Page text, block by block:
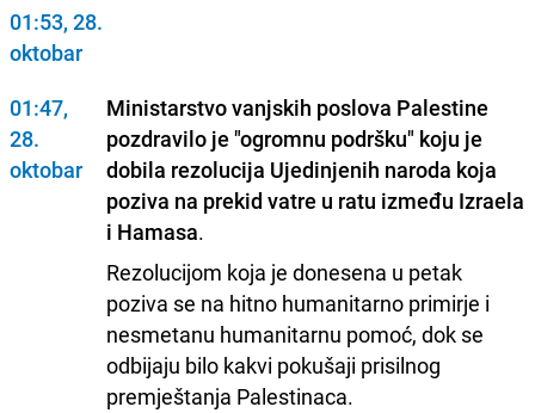
01:53, 28.
oktobar
01:47,
28.
oktobar
Ministarstvo vanjskih poslova Palestine
pozdravilo je "ogromnu podršku" koju je
dobila rezolucija Ujedinjenih naroda koja
poziva na prekid vatre u ratu između Izraela
i Hamasa.
Rezolucijom koja je donesena u petak
poziva se na hitno humanitarno primirje i
nesmetanu humanitarnu pomoć, dok se
odbijaju bilo kakvi pokušaji prisilnog
premještanja Palestinaca.